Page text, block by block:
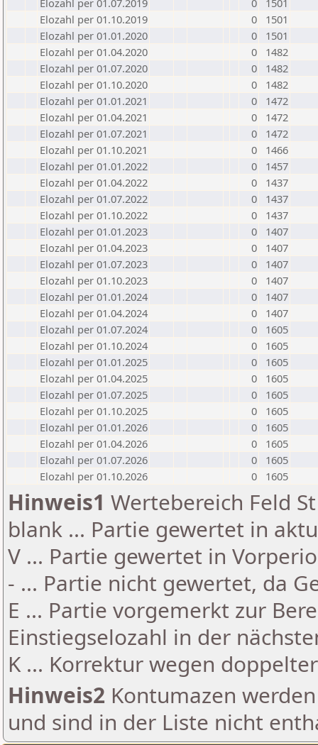
Elozahl per 01.07.2019
0
1501
Elozahl per 01.10.2019
0
1501
Elozahl per 01.01.2020
0
1501
Elozahl per 01.04.2020
0
1482
Elozahl per 01.07.2020
0
1482
Elozahl per 01.10.2020
0
1482
Elozahl per 01.01.2021
0
1472
Elozahl per 01.04.2021
0
1472
Elozahl per 01.07.2021
0
1472
Elozahl per 01.10.2021
0
1466
Elozahl per 01.01.2022
0
1457
Elozahl per 01.04.2022
0
1437
Elozahl per 01.07.2022
0
1437
Elozahl per 01.10.2022
0
1437
Elozahl per 01.01.2023
0
1407
Elozahl per 01.04.2023
0
1407
Elozahl per 01.07.2023
0
1407
Elozahl per 01.10.2023
0
1407
Elozahl per 01.01.2024
0
1407
Elozahl per 01.04.2024
0
1407
Elozahl per 01.07.2024
0
1605
Elozahl per 01.10.2024
0
1605
Elozahl per 01.01.2025
0
1605
Elozahl per 01.04.2025
0
1605
Elozahl per 01.07.2025
0
1605
Elozahl per 01.10.2025
0
1605
Elozahl per 01.01.2026
0
1605
Elozahl per 01.04.2026
0
1605
Elozahl per 01.07.2026
0
1605
Elozahl per 01.10.2026
0 1605
Hinweis1 Wertebereich Feld
blank ... Partie gewertet in
V ... Partie gewertet in
- ... Partie nicht gewertet, da
E ... Partie vorgemerkt zur
Einstiegselozahl in der
K ... Korrektur wegen
Hinweis2 Kontumazen
und sind in der Liste nicht